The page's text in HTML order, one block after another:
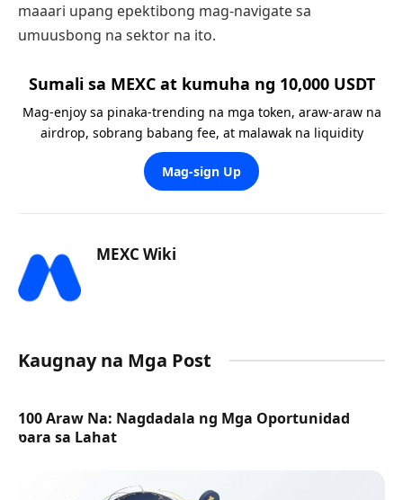
maaari upang epektibong mag-navigate sa
umuusbong na sektor na ito.
Sumali sa MEXC at kumuha ng 10,000 USDT
Mag-enjoy sa pinaka-trending na mga token, araw-araw na
airdrop, sobrang babang fee, at malawak na liquidity
Mag-sign Up
MEXC Wiki
Kaugnay na Mga Post
100 Araw Na: Nagdadala ng Mga Oportunidad
para sa Lahat